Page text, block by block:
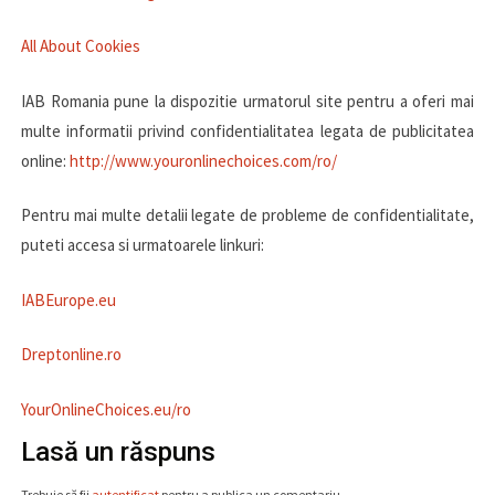
All About Cookies
IAB Romania pune la dispozitie urmatorul site pentru a oferi mai
multe informatii privind confidentialitatea legata de publicitatea
online: http://www.youronlinechoices.com/ro/
Pentru mai multe detalii legate de probleme de confidentialitate,
puteti accesa si urmatoarele linkuri:
IABEurope.eu
Dreptonline.ro
YourOnlineChoices.eu/ro
Lasă un răspuns